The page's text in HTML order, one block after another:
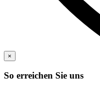
×
So erreichen Sie uns